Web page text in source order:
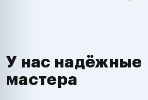
У нас надёжные
мастера